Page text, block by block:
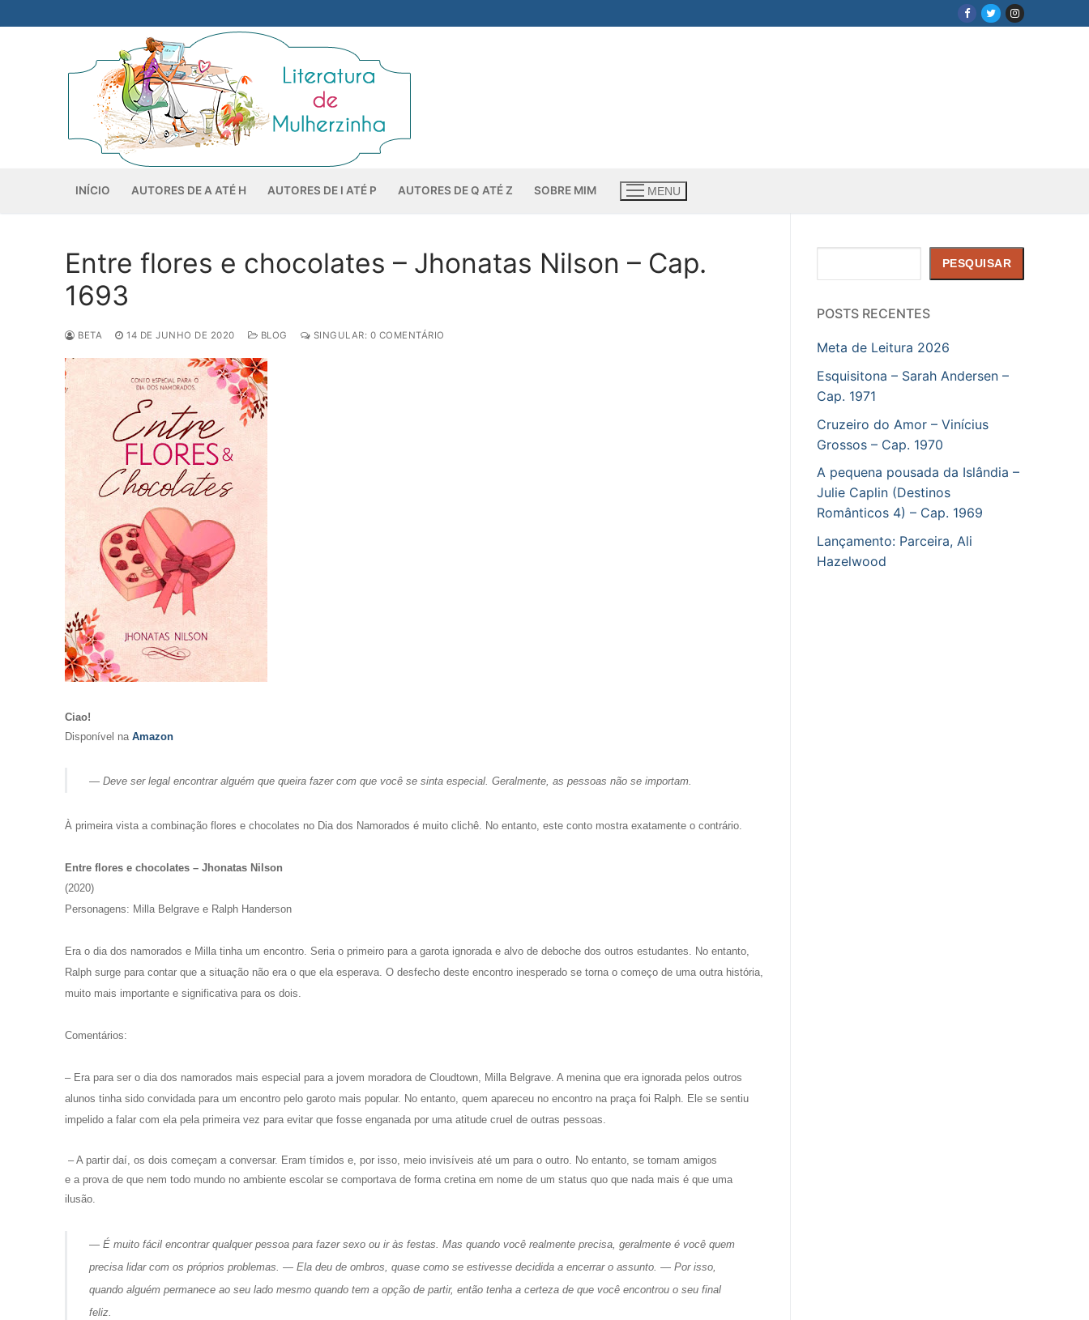
para
INÍCIO AUTORES DE A ATÉ H AUTORES DE I ATÉ P AUTORES DE Q ATÉ Z SOBRE MIM MENU
Entre flores e chocolates – Jhonatas Nilson – Cap.
1693
BETA 14 DE JUNHO DE 2020 BLOG SINGULAR: 0 COMENTÁRIO
Ciao!
Disponível na Amazon
— Deve ser legal encontrar alguém que queira fazer com que você se sinta especial. Geralmente, as pessoas não se importam.
À primeira vista a combinação flores e chocolates no Dia dos Namorados é muito clichê. No entanto, este conto mostra exatamente o contrário.
Entre flores e chocolates – Jhonatas Nilson
(2020)
Personagens: Milla Belgrave e Ralph Handerson
Era o dia dos namorados e Milla tinha um encontro. Seria o primeiro para a garota ignorada e alvo de deboche dos outros estudantes. No entanto,
Ralph surge para contar que a situação não era o que ela esperava. O desfecho deste encontro inesperado se torna o começo de uma outra história,
muito mais importante e significativa para os dois.
Comentários:
– Era para ser o dia dos namorados mais especial para a jovem moradora de Cloudtown, Milla Belgrave. A menina que era ignorada pelos outros
alunos tinha sido convidada para um encontro pelo garoto mais popular. No entanto, quem apareceu no encontro na praça foi Ralph. Ele se sentiu
impelido a falar com ela pela primeira vez para evitar que fosse enganada por uma atitude cruel de outras pessoas.
– A partir daí, os dois começam a conversar. Eram tímidos e, por isso, meio invisíveis até um para o outro. No entanto, se tornam amigos
e a prova de que nem todo mundo no ambiente escolar se comportava de forma cretina em nome de um status quo que nada mais é que uma
ilusão.
— É muito fácil encontrar qualquer pessoa para fazer sexo ou ir às festas. Mas quando você realmente precisa, geralmente é você quem
precisa lidar com os próprios problemas. — Ela deu de ombros, quase como se estivesse decidida a encerrar o assunto. — Por isso,
quando alguém permanece ao seu lado mesmo quando tem a opção de partir, então tenha a certeza de que você encontrou o seu final
feliz.
PESQUISAR
POSTS RECENTES
Meta de Leitura 2026
Esquisitona – Sarah Andersen –
Cap. 1971
Cruzeiro do Amor – Vinícius
Grossos – Cap. 1970
A pequena pousada da Islândia –
Julie Caplin (Destinos
Românticos 4) – Cap. 1969
Lançamento: Parceira, Ali
Hazelwood